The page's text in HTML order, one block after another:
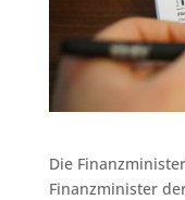
Die
Finanzminister